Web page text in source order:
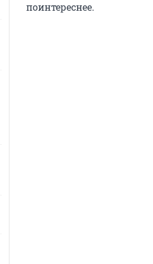
поинтереснее.